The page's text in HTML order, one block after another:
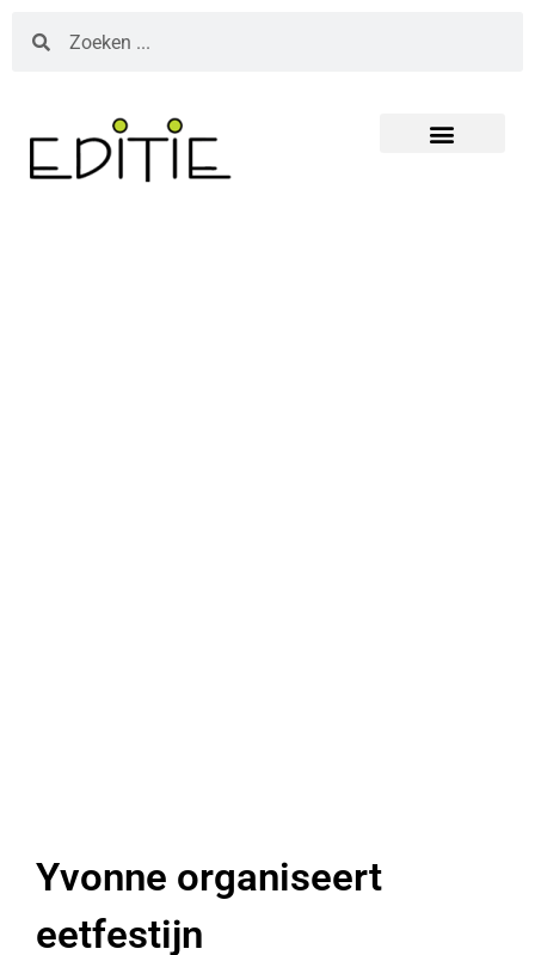
Yvonne organiseert
eetfestijn